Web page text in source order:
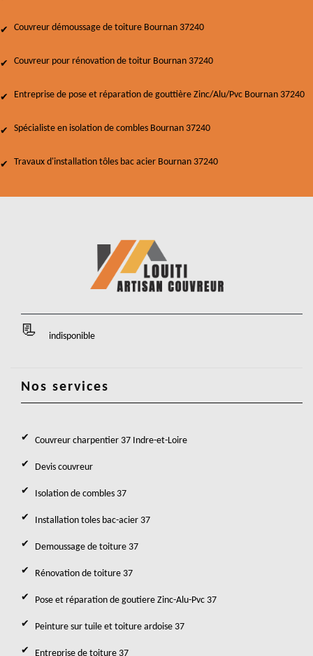
Couvreur démoussage de toiture Bournan 37240
Couvreur pour rénovation de toitur Bournan 37240
Entreprise de pose et réparation de gouttière Zinc/Alu/Pvc Bournan 37240
Spécialiste en isolation de combles Bournan 37240
Travaux d'installation tôles bac acier Bournan 37240
indisponible
Nos services
Couvreur charpentier 37 Indre-et-Loire
Devis couvreur
Isolation de combles 37
Installation toles bac-acier 37
Demoussage de toiture 37
Rénovation de toiture 37
Pose et réparation de goutiere Zinc-Alu-Pvc 37
Peinture sur tuile et toiture ardoise 37
Entreprise de toiture 37